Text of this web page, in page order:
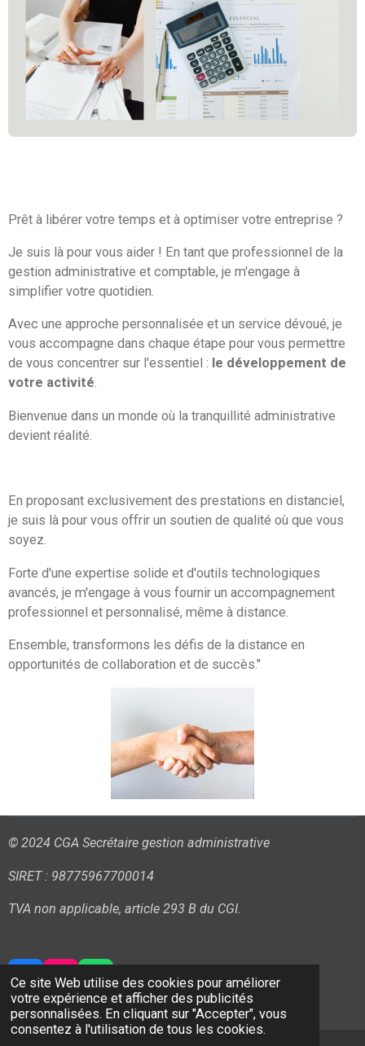
Ce site Web utilise des cookies pour améliorer
votre expérience et afficher des publicités
personnalisées. En cliquant sur "Accepter", vous
consentez à l'utilisation de tous les cookies.
Prêt à libérer votre temps et à optimiser votre entreprise ?
Je suis là pour vous aider ! En tant que professionnel de la
gestion administrative et comptable, je m'engage à
simplifier votre quotidien.
Avec une approche personnalisée et un service dévoué, je
vous accompagne dans chaque étape pour vous permettre
de vous concentrer sur l'essentiel : le développement de
votre activité.
Bienvenue dans un monde où la tranquillité administrative
devient réalité.
En proposant exclusivement des prestations en distanciel,
je suis là pour vous offrir un soutien de qualité où que vous
soyez.
Forte d'une expertise solide et d'outils technologiques
avancés, je m'engage à vous fournir un accompagnement
professionnel et personnalisé, même à distance.
Ensemble, transformons les défis de la distance en
opportunités de collaboration et de succès."
© 2024 CGA Secrétaire gestion administrative
SIRET : 98775967700014
TVA non applicable, article 293 B du CGI.
F
a
c
e
I
n
s
t
W
h
a
t
Propulsé parWebador